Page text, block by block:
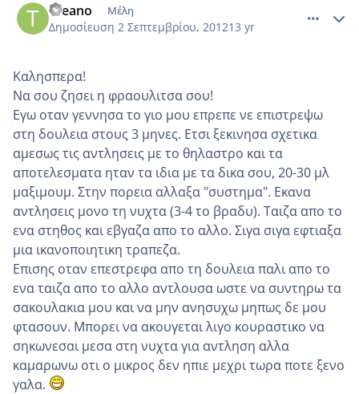
theano Μέλη
Δημοσίευση 2 Σεπτεμβρίου, 201213 yr
Καλησπερα!
Να σου ζησει η φραουλιτσα σου!
Εγω οταν γεννησα το γιο μου επρεπε νε επιστρεψω
στη δουλεια στους 3 μηνες. Ετσι ξεκινησα σχετικα
αμεσως τις αντλησεις με το θηλαστρο και τα
αποτελεσματα ηταν τα ιδια με τα δικα σου, 20-30 μλ
μαξιμουμ. Στην πορεια αλλαξα "συστημα". Εκανα
αντλησεις μονο τη νυχτα (3-4 το βραδυ). Ταιζα απο το
ενα στηθος και εβγαζα απο το αλλο. Σιγα σιγα εφτιαξα
μια ικανοποιητικη τραπεζα.
Επισης οταν επεστρεφα απο τη δουλεια παλι απο το
ενα ταιζα απο το αλλο αντλουσα ωστε να συντηρω τα
σακουλακια μου και να μην ανησυχω μηπως δε μου
φτασουν. Μπορει να ακουγεται λιγο κουραστικο να
σηκωνεσαι μεσα στη νυχτα για αντληση αλλα
καμαρωνω οτι ο μικρος δεν ηπιε μεχρι τωρα ποτε ξενο
γαλα.